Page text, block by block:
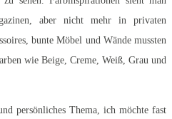
aber nicht mehr in privaten
bunte Möbel und Wände mussten
wie Beige, Creme, Weiß, Grau und
persönliches Thema, ich möchte fast